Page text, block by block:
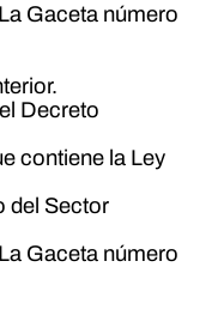
Gaceta número
Decreto
contiene la Ley
del Sector
Gaceta número